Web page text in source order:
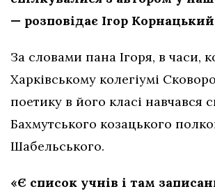
— розповідає Ігор
За словами пана Ігоря, в часи,
Харківському колегіумі
поетику в його класі навчався
Бахмутського козацького
Шабельського.
«Є список учнів і там